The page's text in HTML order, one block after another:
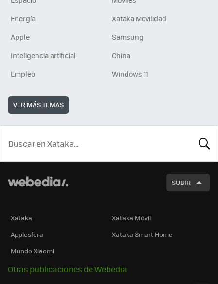
Energía
Xataka Movilidad
Apple
Samsung
Inteligencia artificial
China
Empleo
Windows 11
VER MÁS TEMAS
SUBIR
Xataka
Xataka Móvil
Applesfera
Xataka Smart Home
Mundo Xiaomi
Otras publicaciones de Webedia